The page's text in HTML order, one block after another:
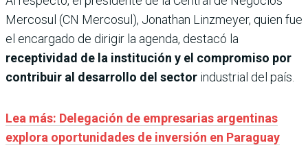
Mercosul (CN Mercosul), Jonathan Linzmeyer, quien fue
el encargado de dirigir la agenda, destacó la
receptividad de la institución y el compromiso por
contribuir al desarrollo del sector industrial del país.
Lea más: Delegación de empresarias argentinas
explora oportunidades de inversión en Paraguay